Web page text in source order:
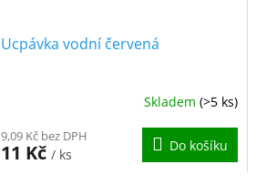
Ucpávka vodní červená
Skladem (>5 ks)
9,09 Kč bez DPH
11 Kč / ks
Do košíku